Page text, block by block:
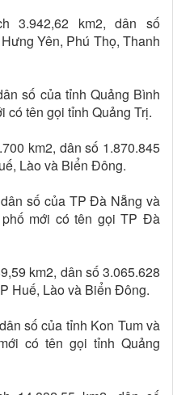
3.942,62 km2, dân số
Yên, Phú Thọ, Thanh
số của tỉnh Quảng Bình
có tên gọi tỉnh Quảng Trị.
km2, dân số 1.870.845
Lào và Biển Đông.
số của TP Đà Nẵng và
mới có tên gọi TP Đà
km2, dân số 3.065.628
Huế, Lào và Biển Đông.
số của tỉnh Kon Tum và
có tên gọi tỉnh Quảng